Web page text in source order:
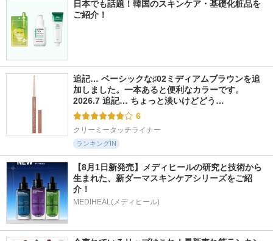
日本でも話題！韓国のスキンケア・基礎化粧品を
ご紹介！
追記… ベーシックな♯02ミディアムブラウンを追
加しました。一本あると便利なカラーです。
2026.7 追記… ちょっと淡いけどどう…
6
クリーミータッチライナー
ランキングIN
【8月1日新発売】メディヒールの研究と技術から
生まれた、新ダーマスキンケアシリーズをご紹
介！
MEDIHEAL(メディヒール)